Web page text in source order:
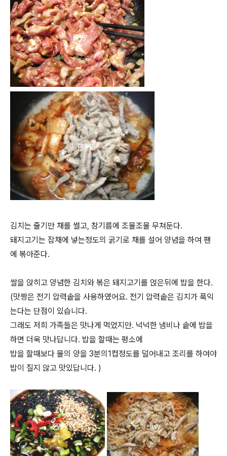
김치는 줄기만 채를 썰고, 참기름에 조물조물 무쳐둔다.
돼지고기는 잡채에 넣는정도의 굵기로 채를 설어 양념을 하여 팬
에 볶아준다.
쌀을 앉히고 양념한 김치와 볶은 돼지고기를 얹은뒤에 밥을 한다.
(맛짱은 전기 압력솥을 사용하였어요. 전기 압력솥은 김치가 푹익
는다는 단점이 있습니다.
그래도 저희 가족들은 맛나게 먹었지만. 넉넉한 냄비나 솥에 밥을
하면 더욱 맛나답니다. 밥을 할때는 평소에
밥을 할때보다 물의 양을 3분의1컵정도를 덜어내고 조리를 하여야
밥이 질지 않고 맛있답니다. )